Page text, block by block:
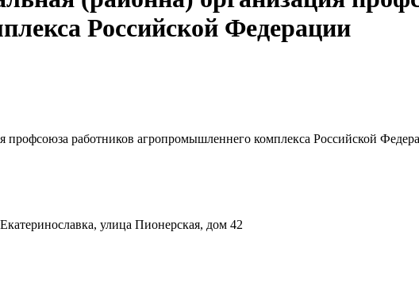
Российской Федерации
профсоюза работников агропромышленнего комплекса Российской
улица Пионерская, дом 42